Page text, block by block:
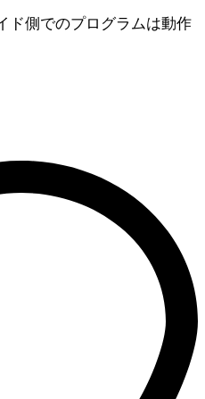
ド側でのプログラムは動作